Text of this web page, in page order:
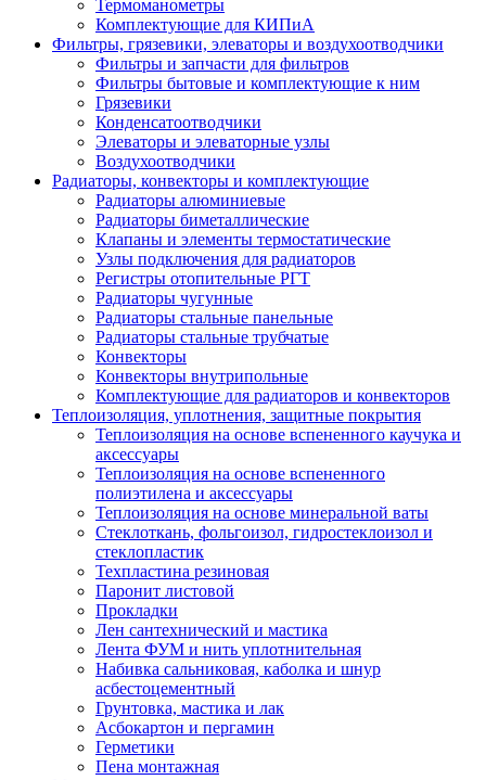
Термоманометры
Комплектующие для КИПиА
Фильтры, грязевики, элеваторы и воздухоотводчики
Фильтры и запчасти для фильтров
Фильтры бытовые и комплектующие к ним
Грязевики
Конденсатоотводчики
Элеваторы и элеваторные узлы
Воздухоотводчики
Радиаторы, конвекторы и комплектующие
Радиаторы алюминиевые
Радиаторы биметаллические
Клапаны и элементы термостатические
Узлы подключения для радиаторов
Регистры отопительные РГТ
Радиаторы чугунные
Радиаторы стальные панельные
Радиаторы стальные трубчатые
Конвекторы
Конвекторы внутрипольные
Комплектующие для радиаторов и конвекторов
Теплоизоляция, уплотнения, защитные покрытия
Теплоизоляция на основе вспененного каучука и
аксессуары
Теплоизоляция на основе вспененного
полиэтилена и аксессуары
Теплоизоляция на основе минеральной ваты
Стеклоткань, фольгоизол, гидростеклоизол и
стеклопластик
Техпластина резиновая
Паронит листовой
Прокладки
Лен сантехнический и мастика
Лента ФУМ и нить уплотнительная
Набивка сальниковая, каболка и шнур
асбестоцементный
Грунтовка, мастика и лак
Асбокартон и пергамин
Герметики
Пена монтажная